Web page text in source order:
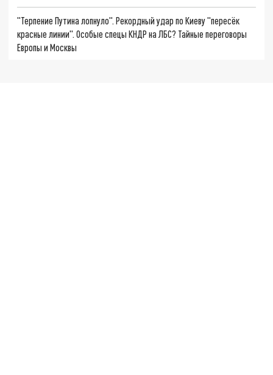
"Терпение Путина лопнуло". Рекордный удар по Киеву "пересёк
красные линии". Особые спецы КНДР на ЛБС? Тайные переговоры
Европы и Москвы